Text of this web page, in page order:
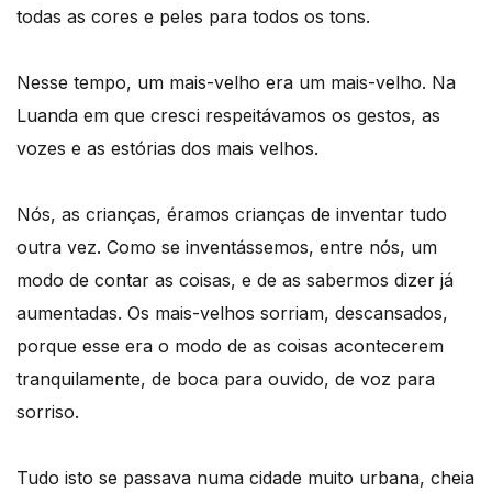
todas as cores e peles para todos os tons.
Nesse tempo, um mais-velho era um mais-velho. Na
Luanda em que cresci respeitávamos os gestos, as
vozes e as estórias dos mais velhos.
Nós, as crianças, éramos crianças de inventar tudo
outra vez. Como se inventássemos, entre nós, um
modo de contar as coisas, e de as sabermos dizer já
aumentadas. Os mais-velhos sorriam, descansados,
porque esse era o modo de as coisas acontecerem
tranquilamente, de boca para ouvido, de voz para
sorriso.
Tudo isto se passava numa cidade muito urbana, cheia